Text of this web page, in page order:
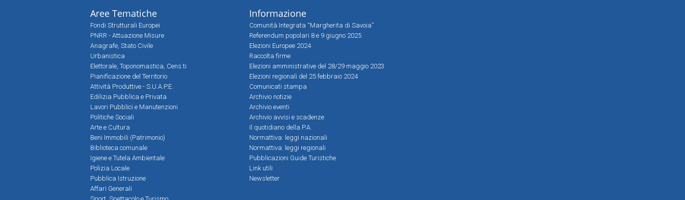
Aree Tematiche
Fondi Strutturali Europei
PNRR - Attuazione Misure
Anagrafe, Stato Civile
Urbanistica
Elettorale, Toponomastica, Cens.ti
Pianificazione del Territorio
Attività Produttive - S.U.A.P.E.
Edilizia Pubblica e Privata
Lavori Pubblici e Manutenzioni
Politiche Sociali
Arte e Cultura
Beni Immobili (Patrimonio)
Biblioteca comunale
Igiene e Tutela Ambientale
Polizia Locale
Pubblica Istruzione
Affari Generali
Informazione
Comunità Integrata “Margherita di Savoia”
Referendum popolari 8 e 9 giugno 2025
Elezioni Europee 2024
Raccolta firme
Elezioni amministrative del 28/29 maggio 2023
Elezioni regionali del 25 febbraio 2024
Comunicati stampa
Archivio notizie
Archivio eventi
Archivio avvisi e scadenze
Il quotidiano della P.A.
Normattiva: leggi nazionali
Normattiva: leggi regionali
Pubblicazioni Guide Turistiche
Link utili
Newsletter